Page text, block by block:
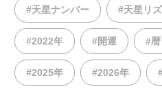
#天星ナンバー #天星リ
#2022年 #開運 #暦
#2025年 #2026年